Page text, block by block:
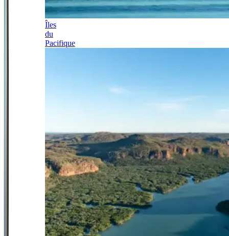
Îles
du
Pacifique